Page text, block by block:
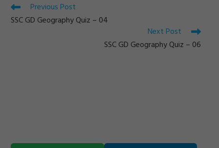
Read
more
articles
Previous Post
SSC GD Geography Quiz – 04
Next Post
SSC GD Geography Quiz – 06